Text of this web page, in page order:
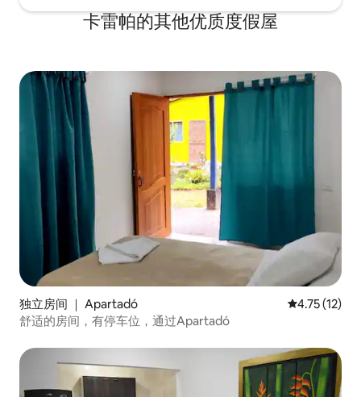
卡雷帕的其他优质度假屋
独立房间 ｜ Apartadó 平均评分
4.75 (12)
舒适的房间，有停车位，通过Apartadó